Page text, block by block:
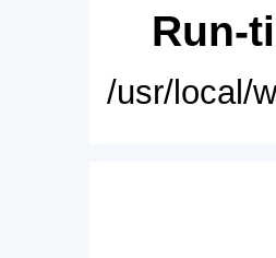
Run-
/usr/local/